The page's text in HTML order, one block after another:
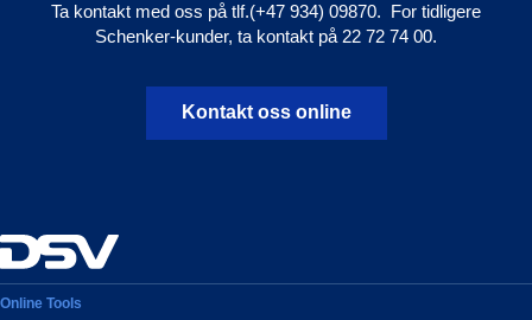
Ta kontakt med oss på tlf.(+47 934) 09870. For tidligere
Schenker-kunder, ta kontakt på 22 72 74 00.
Kontakt oss online
Online Tools